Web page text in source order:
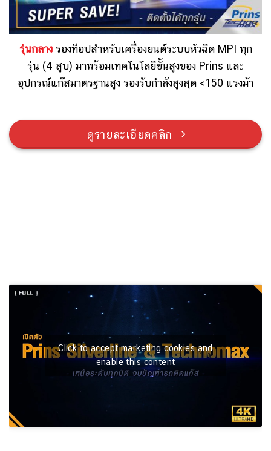
รุ่นกลาง รองท็อปสำหรับเครื่องยนต์ระบบหัวฉีด MPI ทุก
รุ่น (4 สูบ) มาพร้อมเทคโนโลยีขั้นสูงของ Prins และ
อุปกรณ์แก๊สมาตรฐานสูง รองรับกำลังสูงสุด <150 แรงม้า
ดูรายละเอียดคลิก
Click to accept marketing cookies and
enable this content